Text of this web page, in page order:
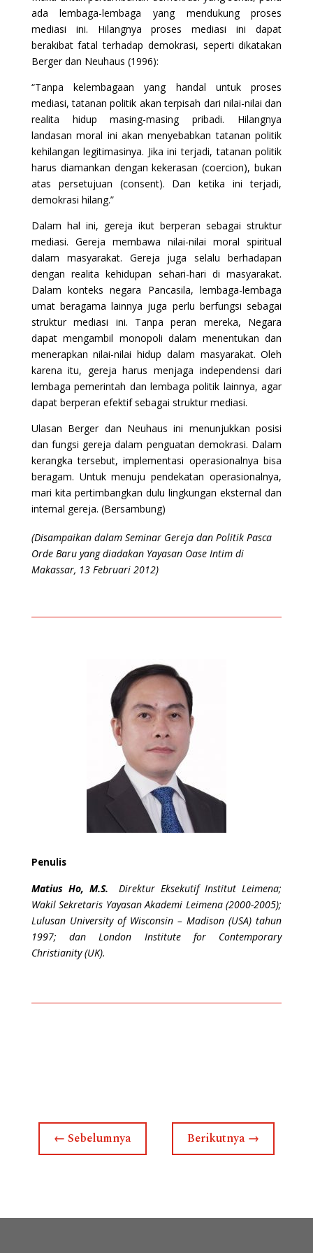
ada lembaga-lembaga yang mendukung proses
mediasi ini. Hilangnya proses mediasi ini dapat
berakibat fatal terhadap demokrasi, seperti dikatakan
Berger dan Neuhaus (1996):
“Tanpa kelembagaan yang handal untuk proses
mediasi, tatanan politik akan terpisah dari nilai-nilai dan
realita hidup masing-masing pribadi. Hilangnya
landasan moral ini akan menyebabkan tatanan politik
kehilangan legitimasinya. Jika ini terjadi, tatanan politik
harus diamankan dengan kekerasan (coercion), bukan
atas persetujuan (consent). Dan ketika ini terjadi,
demokrasi hilang.”
Dalam hal ini, gereja ikut berperan sebagai struktur
mediasi. Gereja membawa nilai-nilai moral spiritual
dalam masyarakat. Gereja juga selalu berhadapan
dengan realita kehidupan sehari-hari di masyarakat.
Dalam konteks negara Pancasila, lembaga-lembaga
umat beragama lainnya juga perlu berfungsi sebagai
struktur mediasi ini. Tanpa peran mereka, Negara
dapat mengambil monopoli dalam menentukan dan
menerapkan nilai-nilai hidup dalam masyarakat. Oleh
karena itu, gereja harus menjaga independensi dari
lembaga pemerintah dan lembaga politik lainnya, agar
dapat berperan efektif sebagai struktur mediasi.
Ulasan Berger dan Neuhaus ini menunjukkan posisi
dan fungsi gereja dalam penguatan demokrasi. Dalam
kerangka tersebut, implementasi operasionalnya bisa
beragam. Untuk menuju pendekatan operasionalnya,
mari kita pertimbangkan dulu lingkungan eksternal dan
internal gereja. (Bersambung)
(Disampaikan dalam Seminar Gereja dan Politik Pasca
Orde Baru yang diadakan Yayasan Oase Intim di
Makassar, 13 Februari 2012)
Penulis
Matius Ho, M.S.
Direktur Eksekutif Institut Leimena;
Wakil Sekretaris Yayasan Akademi Leimena (2000-2005);
Lulusan University of Wisconsin – Madison (USA) tahun
1997; dan London Institute for Contemporary
Christianity (UK).
← Sebelumnya Berikutnya →